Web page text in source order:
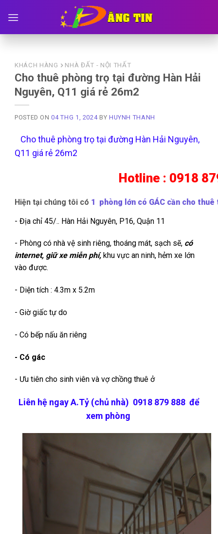
KHÁCH HÀNG NHÀ ĐẤT - NỘI THẤT
Cho thuê phòng trọ tại đường Hàn Hải
Nguyên, Q11 giá rẻ 26m2
POSTED ON04 THG 1, 2024BY HUYNH THANH
Cho thuê phòng trọ tại đường Hàn Hải Nguyên,
Q11 giá rẻ 26m2
Hotline : 0918
Hiện tại chúng tôi có 1 phòng lớn có GÁC cần cho
- Địa chỉ 45/.. Hàn Hải Nguyên, P16, Quận 11
- Phòng có nhà vệ sinh riêng, thoáng mát, sạch sẽ, có
internet, giữ xe miễn phí, khu vực an ninh, hẻm xe lớn
vào được.
- Diện tích : 4.3m x 5.2m
- Giờ giấc tự do
- Có bếp nấu ăn riêng
- Có gác
- Ưu tiên cho sinh viên và vợ chồng thuê ở
Liên hệ ngay A.Tỷ (chủ nhà) 0918 879 888 để
xem phòng